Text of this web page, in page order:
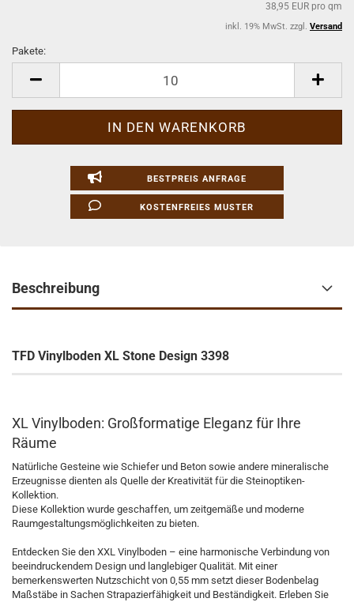
38,95 EUR pro qm
inkl. 19% MwSt. zzgl. Versand
Pakete:
BESTPREIS ANFRAGE
KOSTENFREIES MUSTER
Beschreibung
TFD Vinylboden XL Stone Design 3398
XL Vinylboden: Großformatige Eleganz für Ihre
Räume
Natürliche Gesteine wie Schiefer und Beton sowie andere mineralische
Erzeugnisse dienten als Quelle der Kreativität für die Steinoptiken-
Kollektion.
Diese Kollektion wurde geschaffen, um zeitgemäße und moderne
Raumgestaltungsmöglichkeiten zu bieten.
Entdecken Sie den XXL Vinylboden – eine harmonische Verbindung von
beeindruckendem Design und langlebiger Qualität. Mit einer
bemerkenswerten Nutzschicht von 0,55 mm setzt dieser Bodenbelag
Maßstäbe in Sachen Strapazierfähigkeit und Beständigkeit. Erleben Sie